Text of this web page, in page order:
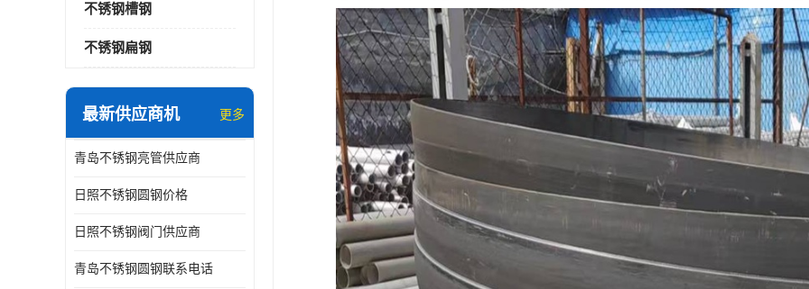
不锈钢槽钢
不锈钢扁钢
最新供应商机 更多
青岛不锈钢亮管供应商
日照不锈钢圆钢价格
日照不锈钢阀门供应商
青岛不锈钢圆钢联系电话